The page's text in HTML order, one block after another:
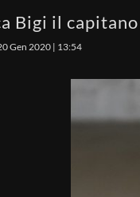
Bigi il
Gen 2020 | 13:54